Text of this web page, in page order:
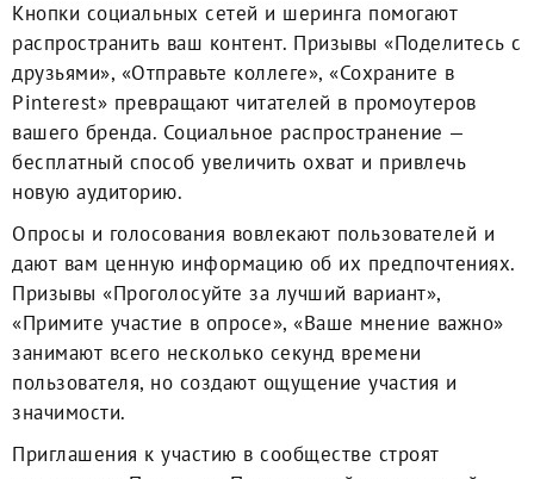
Кнопки социальных сетей и шеринга помогают
распространить ваш контент. Призывы «Поделитесь с
друзьями», «Отправьте коллеге», «Сохраните в
Pinterest» превращают читателей в промоутеров
вашего бренда. Социальное распространение —
бесплатный способ увеличить охват и привлечь
новую аудиторию.
Опросы и голосования вовлекают пользователей и
дают вам ценную информацию об их предпочтениях.
Призывы «Проголосуйте за лучший вариант»,
«Примите участие в опросе», «Ваше мнение важно»
занимают всего несколько секунд времени
пользователя, но создают ощущение участия и
значимости.
Приглашения к участию в сообществе строят